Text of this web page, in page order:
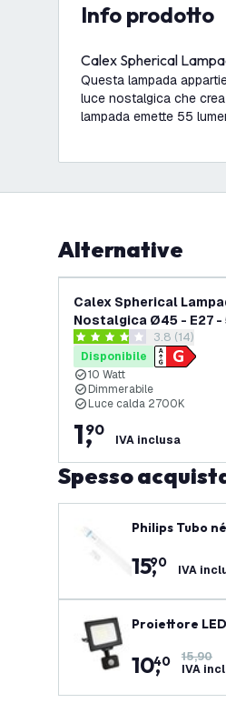
info prodotto
Calex Spherical
Questa lampada
luce nostalgica che
lampada emette 55
Alternative
Calex Spherical
Nostalgica Ø45 - E27 -
apri il
3.8 stelle di valutazione
3.8 (14)
Disponibile
10 Watt
Dimmerabile
Luce calda 2700K
1,
90
IVA inclusa
Spesso
Philips Tubo
15,
90 IVA
Proiettore
10,
40
15,90
IVA